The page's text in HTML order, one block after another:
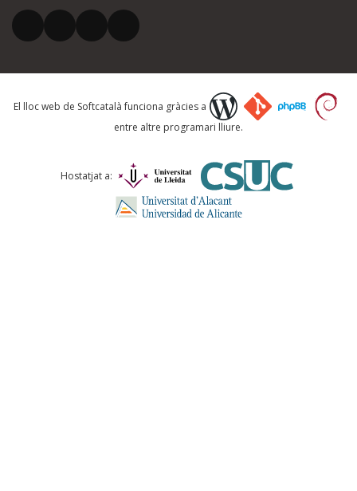
El vostre correu electrònic *
Què proposeu?
Comentari *
El lloc web de Softcatalà funciona gràcies a
entre altre programari lliure.
Hostatjat a: